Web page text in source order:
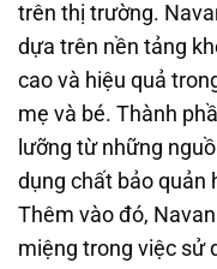
trên thị trường.
dựa trên nền tảng
cao và hiệu quả
mẹ và bé. Thành
lưỡng từ những
dụng chất bảo quản
Thêm vào đó,
miệng trong việc sử